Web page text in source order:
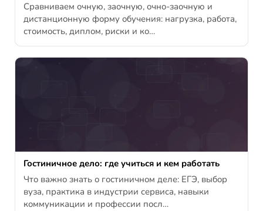
Сравниваем очную, заочную, очно-заочную и
дистанционную форму обучения: нагрузка, работа,
стоимость, диплом, риски и ко…
Гостиничное дело: где учиться и кем работать
Что важно знать о гостиничном деле: ЕГЭ, выбор
вуза, практика в индустрии сервиса, навыки
коммуникации и профессии посл…